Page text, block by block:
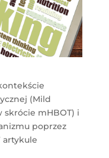
(Mild
skrócie mHBOT) i
poprzez
artykule